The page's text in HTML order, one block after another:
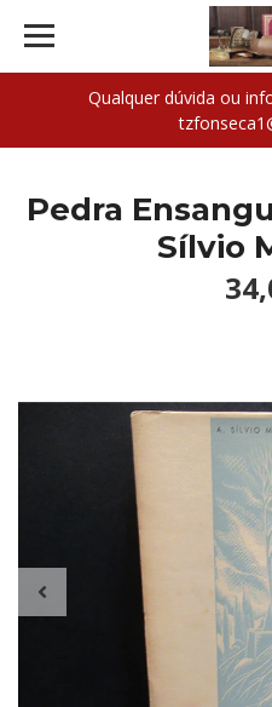
Qualquer dúvida ou
Pedra
Sílvio